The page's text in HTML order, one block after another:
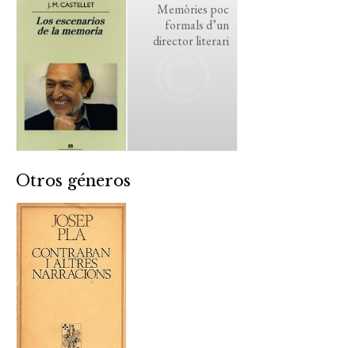
Memòries poc
formals d’un
director literari
Otros géneros